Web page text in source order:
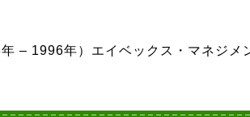
– 1996年）エイベックス・マネジメ